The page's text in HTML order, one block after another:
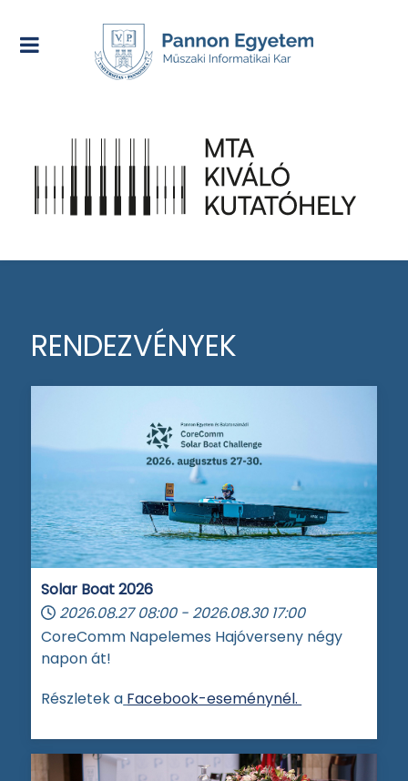
RENDEZVÉNYEK
Solar Boat 2026
2026.08.27 08:00 - 2026.08.30 17:00
CoreComm Napelemes Hajóverseny négy
napon át!
Részletek a Facebook-eseménynél.